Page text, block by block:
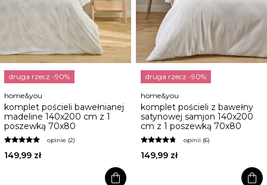
druga rzecz -90%
home&you
komplet pościeli bawełnianej
madeline 140x200 cm z 1
poszewką 70x80
opinie (2)
149,99 zł
shopping_bag
druga rzecz -90%
home&you
komplet pościeli z bawełny
satynowej samjon 140x200
cm z 1 poszewką 70x80
opinii (6)
149,99 zł
shopping_bag